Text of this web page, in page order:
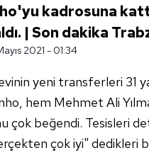
kadrosuna
| Son dakika
2021 - 01:34
yeni transferleri 31
hem Mehmet Ali
çok beğendi. Tesisleri
çok iyi" dedikleri